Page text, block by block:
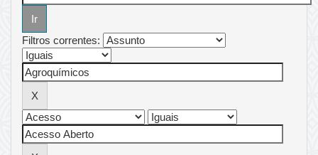
Filtros correntes: